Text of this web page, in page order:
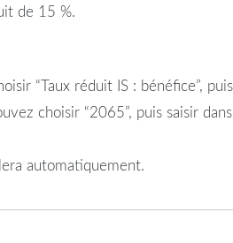
de 15 %.
“Taux réduit IS : bénéfice”,
choisir “2065”, puis saisir
automatiquement.